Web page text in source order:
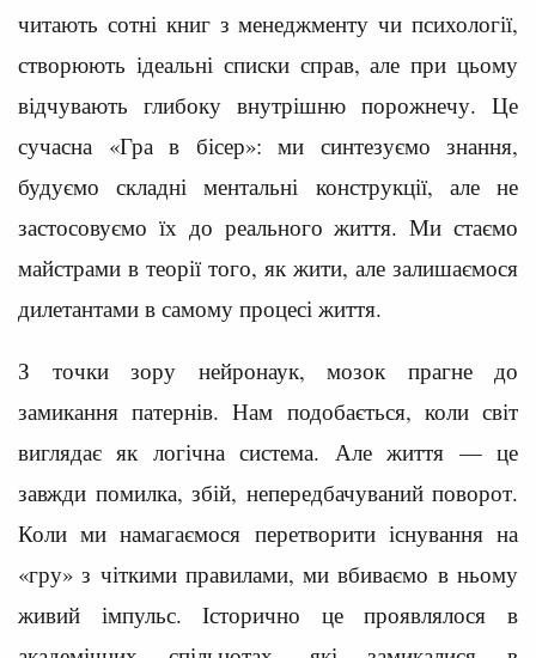
читають сотні книг з менеджменту чи психології,
створюють ідеальні списки справ, але при цьому
відчувають глибоку внутрішню порожнечу. Це
сучасна «Гра в бісер»: ми синтезуємо знання,
будуємо складні ментальні конструкції, але не
застосовуємо їх до реального життя. Ми стаємо
майстрами в теорії того, як жити, але залишаємося
дилетантами в самому процесі життя.
З точки зору нейронаук, мозок прагне до
замикання патернів. Нам подобається, коли світ
виглядає як логічна система. Але життя — це
завжди помилка, збій, непередбачуваний поворот.
Коли ми намагаємося перетворити існування на
«гру» з чіткими правилами, ми вбиваємо в ньому
живий імпульс. Історично це проявлялося в